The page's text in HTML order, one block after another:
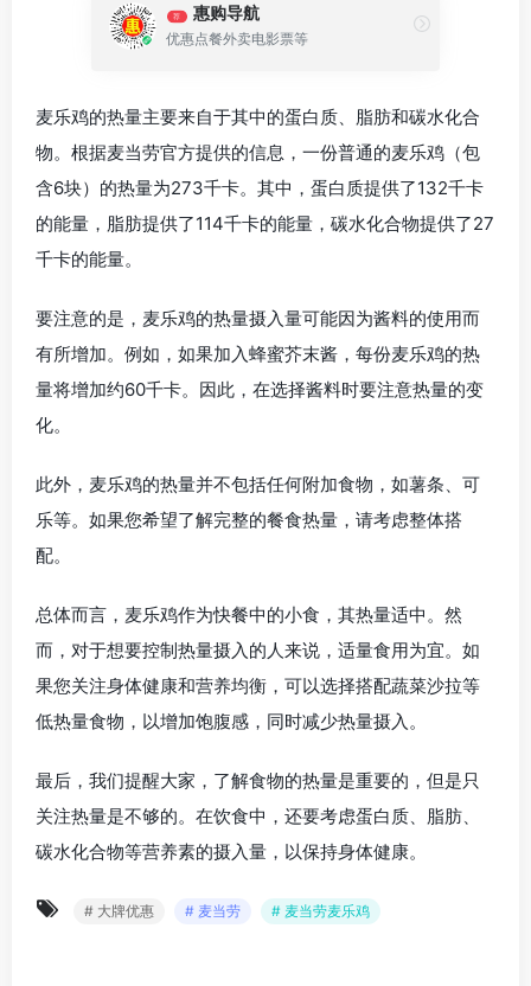
荐 惠购导航
优惠点餐外卖电影票等
麦乐鸡的热量主要来自于其中的蛋白质、脂肪和碳水化合
物。根据麦当劳官方提供的信息，一份普通的麦乐鸡（包
含6块）的热量为273千卡。其中，蛋白质提供了132千卡
的能量，脂肪提供了114千卡的能量，碳水化合物提供了27
千卡的能量。
要注意的是，麦乐鸡的热量摄入量可能因为酱料的使用而
有所增加。例如，如果加入蜂蜜芥末酱，每份麦乐鸡的热
量将增加约60千卡。因此，在选择酱料时要注意热量的变
化。
此外，麦乐鸡的热量并不包括任何附加食物，如薯条、可
乐等。如果您希望了解完整的餐食热量，请考虑整体搭
配。
总体而言，麦乐鸡作为快餐中的小食，其热量适中。然
而，对于想要控制热量摄入的人来说，适量食用为宜。如
果您关注身体健康和营养均衡，可以选择搭配蔬菜沙拉等
低热量食物，以增加饱腹感，同时减少热量摄入。
最后，我们提醒大家，了解食物的热量是重要的，但是只
关注热量是不够的。在饮食中，还要考虑蛋白质、脂肪、
碳水化合物等营养素的摄入量，以保持身体健康。
# 大牌优惠 # 麦当劳 # 麦当劳麦乐鸡